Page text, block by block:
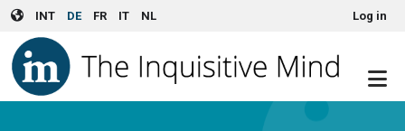
Skip to main content
INT DE FR IT NL User account menuLog in